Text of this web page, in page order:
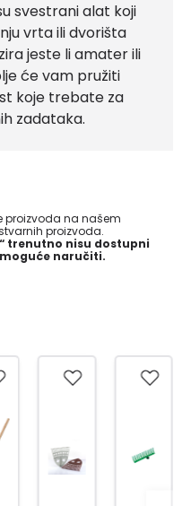
svestrani alat koji
vrta ili dvorišta
jeste li amater ili
će vam pružiti
koje trebate za
zadataka.
proizvoda na našem
proizvoda.
trenutno nisu dostupni
naručiti.